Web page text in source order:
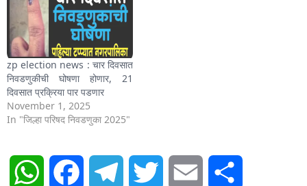
zp election news : चार दिवसात
निवडणुकीची घोषणा होणार, 21
दिवसात प्रक्रिया पार पडणार
November 1, 2025
In "जिल्हा परिषद निवडणुका 2025"
WhatsAppFacebook Telegram Twitter Email